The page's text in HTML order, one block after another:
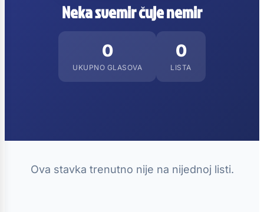
Neka svemir čuje nemir
0
UKUPNO GLASOVA
0
LISTA
Ova stavka trenutno nije na nijednoj listi.